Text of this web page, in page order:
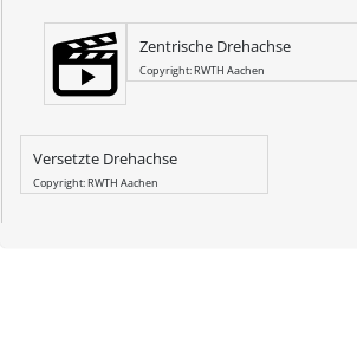
Zentrische Drehachse
Copyright: RWTH Aachen
Versetzte Drehachse
Copyright: RWTH Aachen